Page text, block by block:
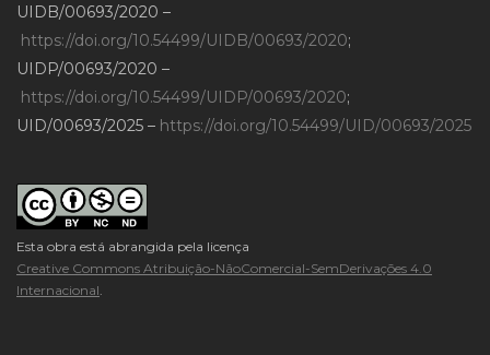
UIDB/00693/2020 –
https://doi.org/10.54499/UIDB/00693/2020;
UIDP/00693/2020 –
https://doi.org/10.54499/UIDP/00693/2020;
UID/00693/2025 – https://doi.org/10.54499/UID/00693/2025
Esta obra está abrangida pela licença
Creative Commons Atribuição-NãoComercial-SemDerivações 4.0
Internacional